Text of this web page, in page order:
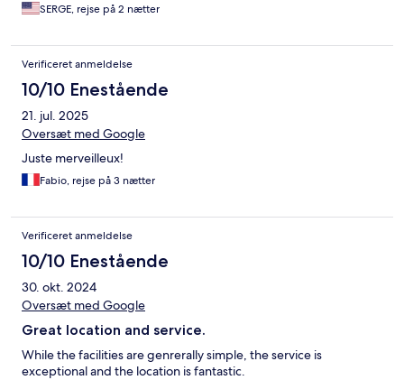
SERGE, rejse på 2 nætter
Verificeret anmeldelse
10/10 Enestående
21. jul. 2025
Oversæt med Google
Juste merveilleux!
Fabio, rejse på 3 nætter
Verificeret anmeldelse
10/10 Enestående
30. okt. 2024
Oversæt med Google
Great location and service.
While the facilities are genrerally simple, the service is
exceptional and the location is fantastic.